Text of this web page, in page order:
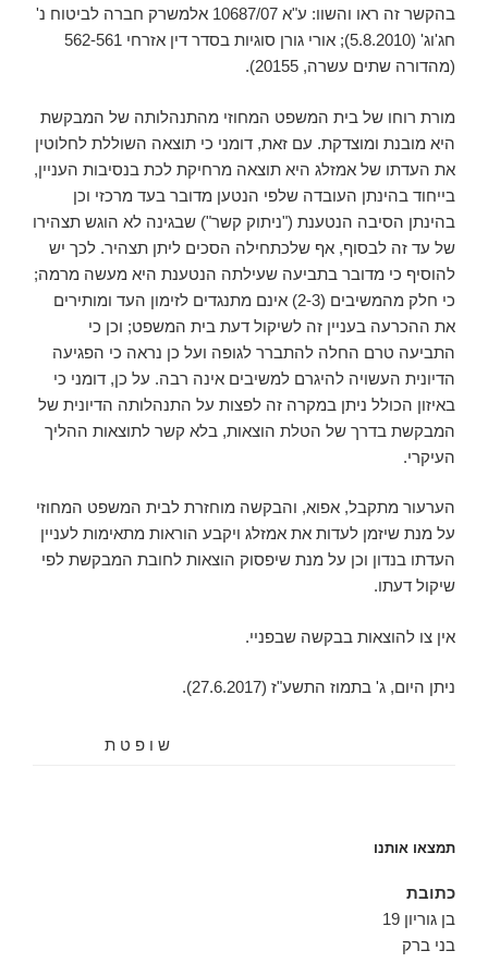
בהקשר זה ראו והשוו: ע"א 10687/07 אלמשרק חברה לביטוח נ'
חג'וג' (5.8.2010); אורי גורן סוגיות בסדר דין אזרחי 562-561
(מהדורה שתים עשרה, 20155).
מורת רוחו של בית המשפט המחוזי מהתנהלותה של המבקשת
היא מובנת ומוצדקת. עם זאת, דומני כי תוצאה השוללת לחלוטין
את העדתו של אמזלג היא תוצאה מרחיקת לכת בנסיבות העניין,
בייחוד בהינתן העובדה שלפי הנטען מדובר בעד מרכזי וכן
בהינתן הסיבה הנטענת ("ניתוק קשר") שבגינה לא הוגש תצהירו
של עד זה לבסוף, אף שלכתחילה הסכים ליתן תצהיר. לכך יש
להוסיף כי מדובר בתביעה שעילתה הנטענת היא מעשה מרמה;
כי חלק מהמשיבים (2-3) אינם מתנגדים לזימון העד ומותירים
את ההכרעה בעניין זה לשיקול דעת בית המשפט; וכן כי
התביעה טרם החלה להתברר לגופה ועל כן נראה כי הפגיעה
הדיונית העשויה להיגרם למשיבים אינה רבה. על כן, דומני כי
באיזון הכולל ניתן במקרה זה לפצות על התנהלותה הדיונית של
המבקשת בדרך של הטלת הוצאות, בלא קשר לתוצאות ההליך
העיקרי.
הערעור מתקבל, אפוא, והבקשה מוחזרת לבית המשפט המחוזי
על מנת שיזמן לעדות את אמזלג ויקבע הוראות מתאימות לעניין
העדתו בנדון וכן על מנת שיפסוק הוצאות לחובת המבקשת לפי
שיקול דעתו.
אין צו להוצאות בבקשה שבפניי.
ניתן היום, ‏ג' בתמוז התשע"ז (‏27.6.2017).
ש ו פ ט ת
תמצאו אותנו
כתובת
בן גוריון 19
בני ברק